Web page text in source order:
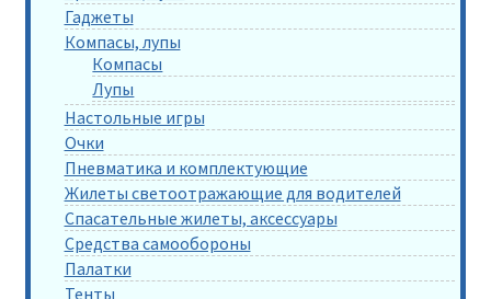
Гаджеты
Компасы, лупы
Компасы
Лупы
Настольные игры
Очки
Пневматика и комплектующие
Жилеты светоотражающие для водителей
Спасательные жилеты, аксессуары
Средства самообороны
Палатки
Тенты